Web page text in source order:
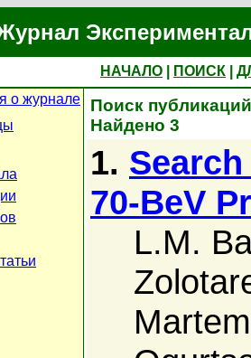
НАЧАЛО ПОИСК
о журнале
Поиск
Найдено 3
1.
70-BeV
L.M.